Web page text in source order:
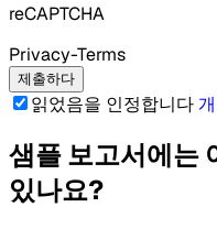
reCAPTCHA
Privacy-Terms
제출하다
읽었음을 인정합니다
샘플 보고서에는
있나요?